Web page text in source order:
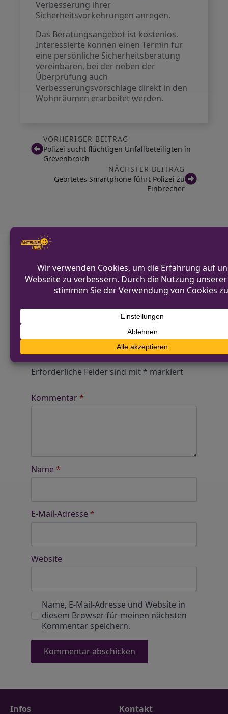
Verbesserung ihrer
Sicherheitsvorkehrungen anregen.
Das Beratungsangebot ist kostenlos.
Interessierte können einen Termin für
eine persönliche Sicherheitsberatung
vereinbaren, bei der neben der
Überprüfung auch
Verbesserungsvorschläge direkt in den
Wohnräumen erarbeitet werden.
VORHERIGER BEITRAG
Polizei sucht flüchtigen Unfallbeteiligten in
Grevenbroich
NÄCHSTER BEITRAG
Geortetes Smartphone führt Polizei zu
Einbrecher
Diskutiere mit!
Anonym und ganz ohne Anmeldezwang!
Alle Kommentare werden von unserer Redaktion im
Schreibe einen Kommentar
Deine E-Mail-Adresse wird nicht
veröffentlicht.
Erforderliche Felder sind mit* markiert
Kommentar*
Name *
E-Mail-Adresse *
Website
Name, E-Mail-Adresse und Website in
diesem Browser für meinen nächsten
Kommentar speichern.
Alternative:
Infos Kontakt